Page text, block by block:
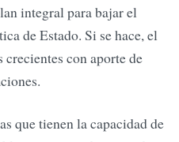
integral para bajar el
de Estado. Si se hace, el
con aporte de
que tienen la capacidad de